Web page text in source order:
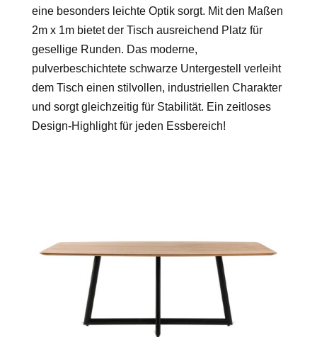
eine besonders leichte Optik sorgt. Mit den Maßen
2m x 1m bietet der Tisch ausreichend Platz für
gesellige Runden. Das moderne,
pulverbeschichtete schwarze Untergestell verleiht
dem Tisch einen stilvollen, industriellen Charakter
und sorgt gleichzeitig für Stabilität. Ein zeitloses
Design-Highlight für jeden Essbereich!